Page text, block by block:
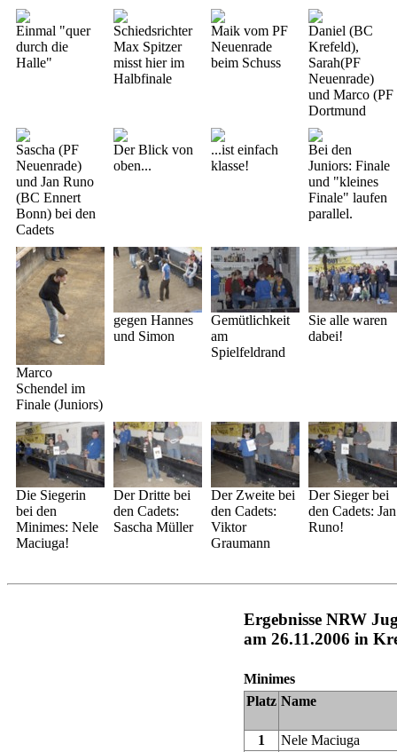
Einmal "quer
durch die
Halle"
Schiedsrichter
Max Spitzer
misst hier im
Halbfinale
Maik vom PF
Neuenrade
beim Schuss
Daniel (BC
Krefeld),
Sarah(PF
Neuenrade)
und Marco (PF
Dortmund
Sascha (PF
Neuenrade)
und Jan Runo
(BC Ennert
Bonn) bei den
Cadets
Der Blick von
oben...
...ist einfach
klasse!
Bei den
Juniors: Finale
und "kleines
Finale" laufen
parallel.
Marco
Schendel im
Finale (Juniors)
gegen Hannes
und Simon
Gemütlichkeit
am
Spielfeldrand
Sie alle waren
dabei!
Die Siegerin
bei den
Minimes: Nele
Maciuga!
Der Dritte bei
den Cadets:
Sascha Müller
Der Zweite bei
den Cadets:
Viktor
Graumann
Der Sieger bei
den Cadets: Jan
Runo!
Ergebnisse NRW
am 26.11.2006 in
Minimes
Platz Name
1
Nele Maciuga